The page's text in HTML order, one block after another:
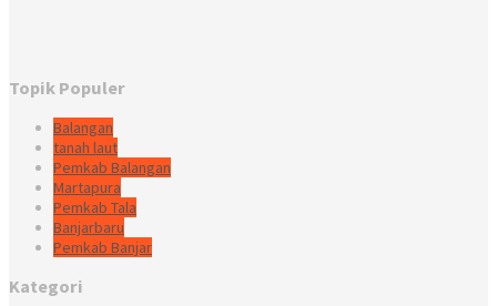
Topik Populer
Balangan
tanah laut
Pemkab Balangan
Martapura
Pemkab Tala
Banjarbaru
Pemkab Banjar
Kategori